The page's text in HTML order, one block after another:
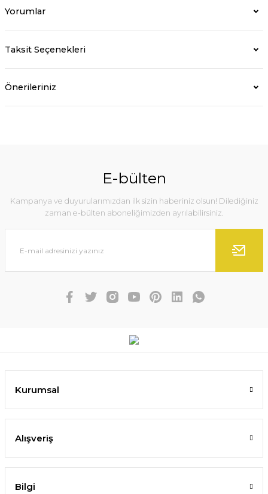
Yorumlar
Taksit Seçenekleri
Önerileriniz
E-bülten
Kampanya ve duyurularımızdan ilk sizin haberiniz olsun! Dilediğiniz
zaman e-bülten aboneliğimizden ayrılabilirsiniz.
Kurumsal
Alışveriş
Bilgi